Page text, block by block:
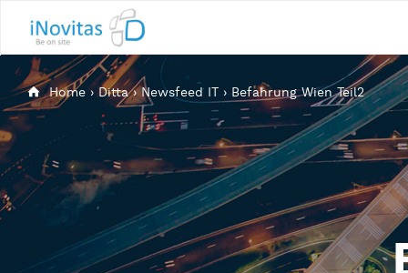
Home› Ditta›Newsfeed IT › Befahrung Wien Teil2